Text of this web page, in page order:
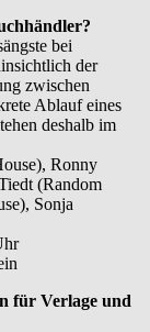
bei
der
zwischen
Ablauf eines
deshalb im
Ronny
(Random
Sonja
für Verlage und